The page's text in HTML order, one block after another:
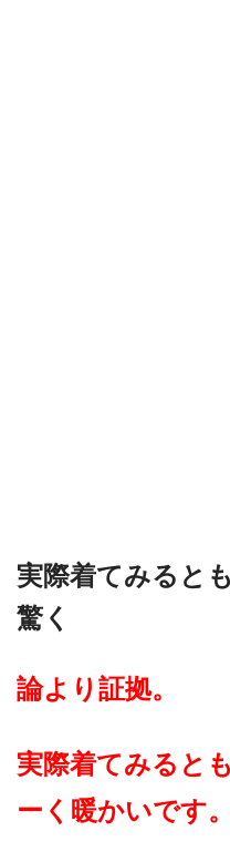
実際着てみると
驚く
論より証拠。
実際着てみると
ーく暖かいです。